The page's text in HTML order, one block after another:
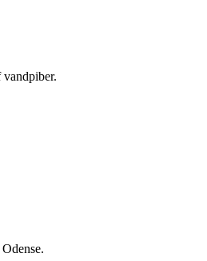
vandpiber.